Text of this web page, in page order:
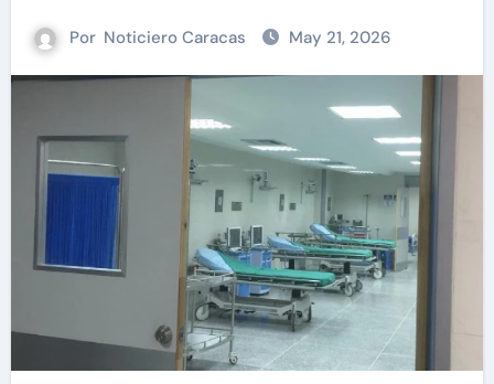
Por Noticiero Caracas May 21, 2026